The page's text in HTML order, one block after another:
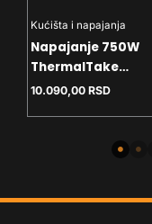
Kućišta i napajanja
Napajanje 750W
ThermalTake
Toughpower GX3
10.090,00 RSD